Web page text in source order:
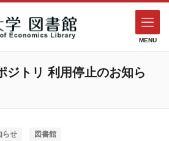
MENU
ジトリ 利用停止のお知ら
らせ 図書館